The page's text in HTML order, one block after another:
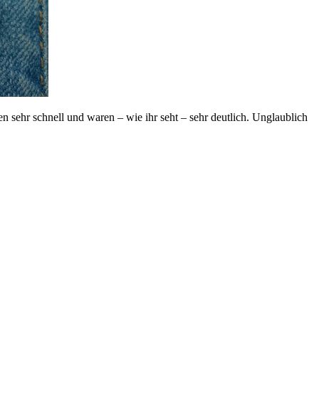
sehr schnell und waren – wie ihr seht – sehr deutlich. Unglaublich